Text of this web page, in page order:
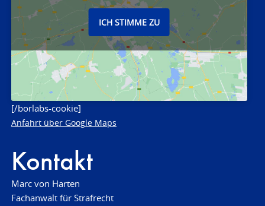
ICH STIMME ZU
[/borlabs-cookie]
Anfahrt über Google Maps
Kontakt
Marc von Harten
Fachanwalt für Strafrecht